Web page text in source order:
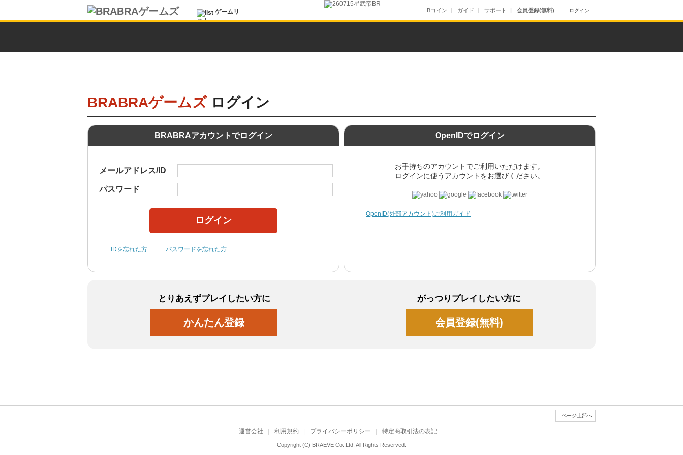
ゲームリ
スト
Bコイン ガイド サポート 会員登録(無料) ログイン
BRABRAゲームズログイン
BRABRAアカウントでログイン
メールアドレス/ID
パスワード
ログイン
IDを忘れた方 パスワードを忘れた方
OpenIDでログイン
お手持ちのアカウントでご利用いただけます。
ログインに使うアカウントをお選びください。
OpenID(外部アカウント)ご利用ガイド
とりあえずプレイしたい方に
かんたん登録
がっつりプレイしたい方に
会員登録(無料)
運営会社 利用規約 プライバシーポリシー 特定商取引法の表記
Copyright (C) BRAEVE Co.,Ltd. All Rights Reserved.
ページ上部へ